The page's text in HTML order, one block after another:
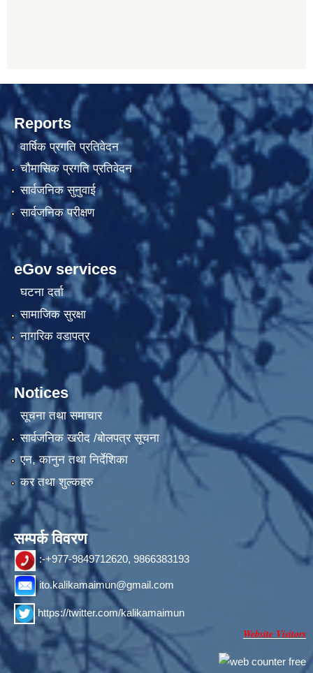
Reports
वार्षिक प्रगति प्रतिवेदन
चौमासिक प्रगति प्रतिवेदन
सार्वजनिक सुनुवाई
सार्वजनिक परीक्षण
eGov services
घटना दर्ता
सामाजिक सुरक्षा
नागरिक वडापत्र
Notices
सूचना तथा समाचार
सार्वजनिक खरीद /बोलपत्र सूचना
एन, कानुन तथा निर्देशिका
कर तथा शुल्कहरु
सम्पर्क विवरण
:-+977-9849712620, 9866383193
ito.kalikamaimun@gmail.com
https://twitter.com/kalikamaimun
Website Visitors